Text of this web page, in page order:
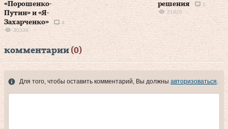
«Порошенко-
Путин» и «Я-
Захарченко»
4
30339
решения
1
21920
комментарии (0)
Для того, чтобы оставить комментарий, Вы должны авторизоваться.